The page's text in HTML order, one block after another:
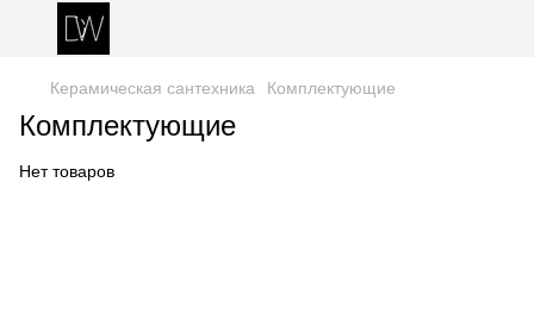
Керамическая сантехника Комплектующие
Комплектующие
Нет товаров